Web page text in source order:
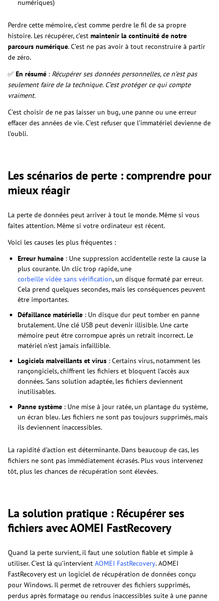
numériques)
Perdre cette mémoire, c’est comme perdre le fil de sa propre
histoire. Les récupérer, c’est maintenir la continuité de notre
parcours numérique. C’est ne pas avoir à tout reconstruire à partir
de zéro.
✅ En résumé : Récupérer ses données personnelles, ce n’est pas
seulement faire de la technique. C’est protéger ce qui compte
vraiment.
C’est choisir de ne pas laisser un bug, une panne ou une erreur
effacer des années de vie. C’est refuser que l’immatériel devienne de
l’oubli.
Les scénarios de perte : comprendre pour
mieux réagir
La perte de données peut arriver à tout le monde. Même si vous
faites attention. Même si votre ordinateur est récent.
Voici les causes les plus fréquentes :
Erreur humaine : Une suppression accidentelle reste la cause la
plus courante. Un clic trop rapide, une
corbeille vidée sans vérification, un disque formaté par erreur.
Cela prend quelques secondes, mais les conséquences peuvent
être importantes.
Défaillance matérielle : Un disque dur peut tomber en panne
brutalement. Une clé USB peut devenir illisible. Une carte
mémoire peut être corrompue après un retrait incorrect. Le
matériel n’est jamais infaillible.
Logiciels malveillants et virus : Certains virus, notamment les
rançongiciels, chiffrent les fichiers et bloquent l’accès aux
données. Sans solution adaptée, les fichiers deviennent
inutilisables.
Panne système : Une mise à jour ratée, un plantage du système,
un écran bleu. Les fichiers ne sont pas toujours supprimés, mais
ils deviennent inaccessibles.
La rapidité d’action est déterminante. Dans beaucoup de cas, les
fichiers ne sont pas immédiatement écrasés. Plus vous intervenez
tôt, plus les chances de récupération sont élevées.
La solution pratique : Récupérer ses
fichiers avec AOMEI FastRecovery
Quand la perte survient, il faut une solution fiable et simple à
utiliser. C’est là qu’intervient AOMEI FastRecovery. AOMEI
FastRecovery est un logiciel de récupération de données conçu
pour Windows. Il permet de retrouver des fichiers supprimés,
perdus après formatage ou rendus inaccessibles suite à une panne